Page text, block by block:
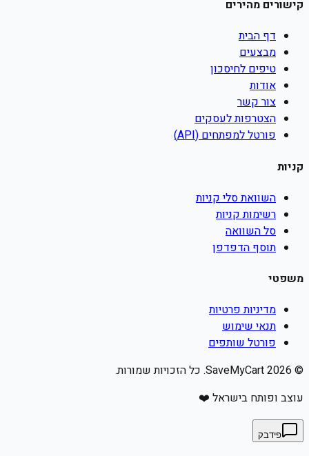
קישורים מהירים
דף הבית
מבצעים
טיפים לחיסכון
אודות
צור קשר
הצטרפות לעסקים
פורטל למפתחים (API)
קניות
השוואת סלי קניות
רשימות קניות
סל השוואה
תוסף הדפדפן
משפטי
מדיניות פרטיות
תנאי שימוש
פורטל שותפים
©
2026
עוצב ופותח בישראל ❤️
פידבק